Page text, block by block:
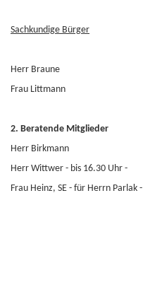
Sachkundige Bürger
Herr Braune
Frau Littmann
2. Beratende Mitglieder
Herr Birkmann
Herr Wittwer - bis 16.30 Uhr -
Frau Heinz, SE - für Herrn Parlak -